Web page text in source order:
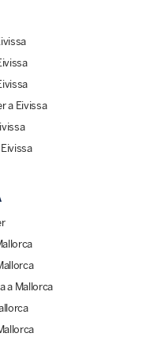
a Eivissa
a Mallorca